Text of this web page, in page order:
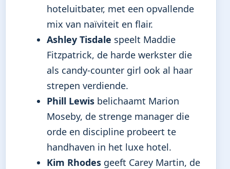
hoteluitbater, met een opvallende
mix van naïviteit en flair.
Ashley Tisdale speelt Maddie
Fitzpatrick, de harde werkster die
als candy-counter girl ook al haar
strepen verdiende.
Phill Lewis belichaamt Marion
Moseby, de strenge manager die
orde en discipline probeert te
handhaven in het luxe hotel.
Kim Rhodes geeft Carey Martin, de